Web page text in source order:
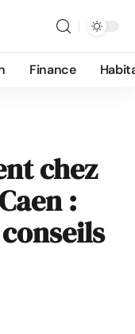
Finance
chez
: